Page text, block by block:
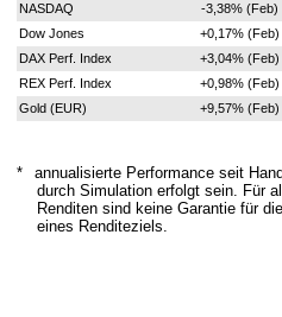
NASDAQ
-3,38% (Feb)
Dow Jones
+0,17% (Feb)
DAX Perf. Index
+3,04% (Feb)
REX Perf. Index
+0,98% (Feb)
Gold (EUR)
+9,57% (Feb)
*
annualisierte Performance seit
durch Simulation erfolgt sein. Für
Renditen sind keine Garantie für
eines Renditeziels.